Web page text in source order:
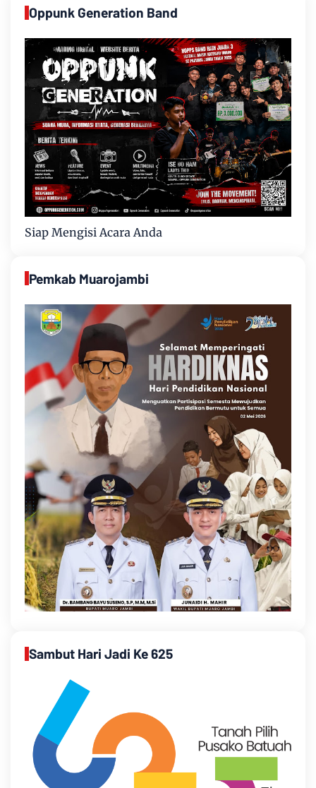
Oppunk Generation Band
Siap Mengisi Acara Anda
Pemkab Muarojambi
Sambut Hari Jadi Ke 625